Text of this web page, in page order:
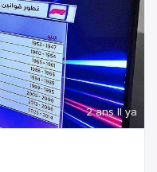
2 ans Il ya